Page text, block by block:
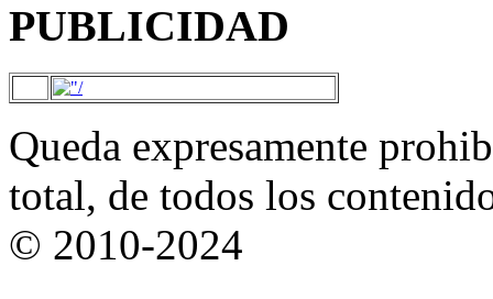
PUBLICIDAD
Queda expresamente
total, de todos los
© 2010-2024